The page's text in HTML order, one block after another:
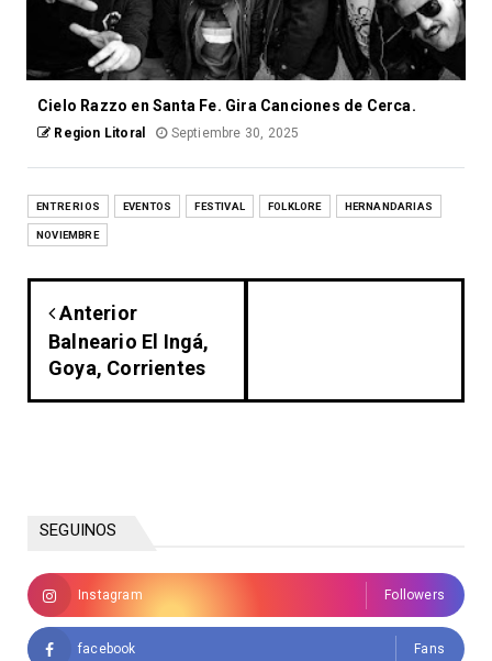
Cielo Razzo en Santa Fe. Gira Canciones de Cerca.
Region Litoral Septiembre 30, 2025
ENTRE RIOS EVENTOS FESTIVAL FOLKLORE HERNANDARIAS
NOVIEMBRE
Anterior
Balneario El Ingá,
Goya, Corrientes
SEGUINOS
Instagram Followers
facebook Fans